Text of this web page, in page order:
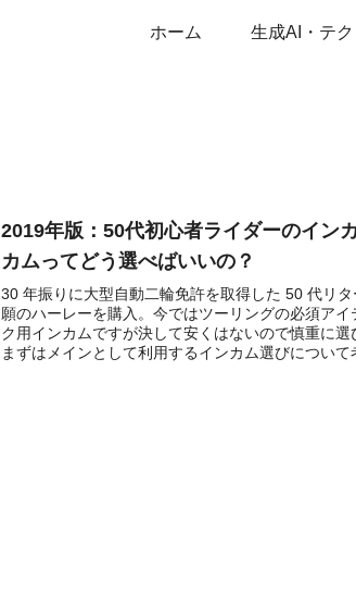
ホーム 生成AI・テ
2019年版：50代初心者ライダーのイン
カムってどう選べばいいの？
30 年振りに大型自動二輪免許を取得した 50 代リ
願のハーレーを購入。今ではツーリングの必須アイ
ク用インカムですが決して安くはないので慎重に選
まずはメインとして利用するインカム選びについて